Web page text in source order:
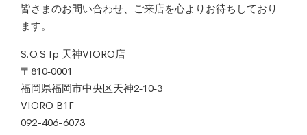
皆さまのお問い合わせ、ご来店を心よりお待ちしており
ます。
S.O.S fp 天神VIORO店
〒810‐0001
福岡県福岡市中央区天神2‐10‐3
VIORO B1F
092-406-6073